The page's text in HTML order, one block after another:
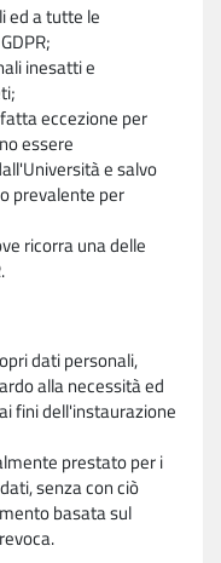
ed a tutte le
inesatti e
eccezione per
essere
e salvo
prevalente per
ricorra una delle
dati personali,
alla necessità ed
fini dell'instaurazione
prestato per i
senza con ciò
basata sul